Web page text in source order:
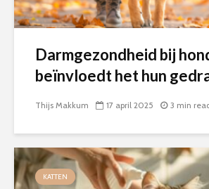
Darmgezondheid bij
beïnvloedt het hun
Thijs Makkum 17 april 2025 3 min
KATTEN